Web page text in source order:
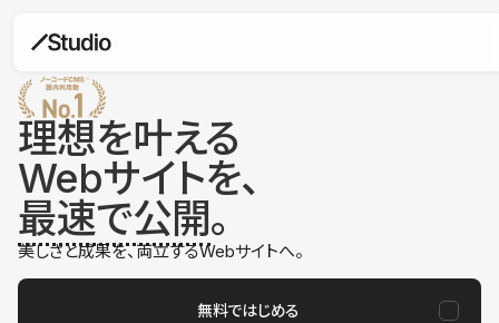
理想を叶える
Webサイトを、
最速で公開。
美しさと成果を、両立するWebサイトへ。
無料ではじめる